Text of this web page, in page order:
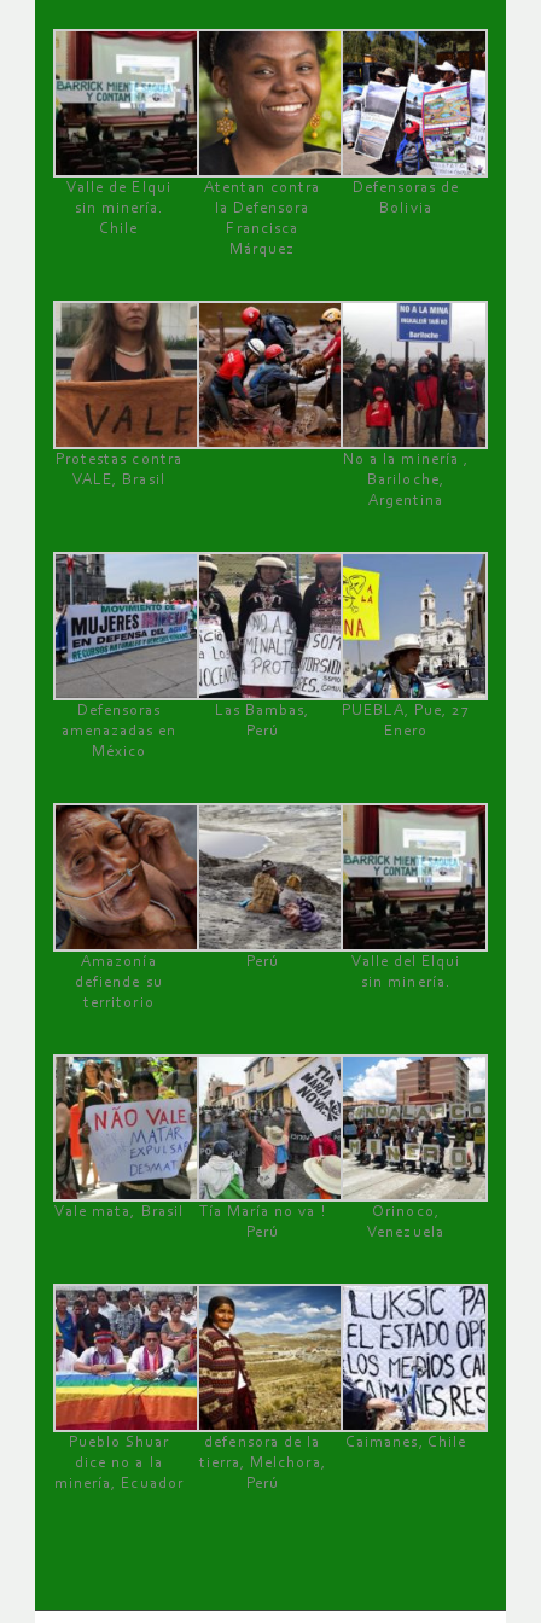
Valle de Elqui
sin minería.
Chile
Atentan contra
la Defensora
Francisca
Márquez
Defensoras de
Bolivia
Protestas contra
VALE, Brasil
No a la minería ,
Bariloche,
Argentina
Defensoras
amenazadas en
México
Las Bambas,
Perú
PUEBLA, Pue, 27
Enero
Amazonía
defiende su
territorio
Perú
Valle del Elqui
sin minería.
Vale mata, Brasil
Tía María no va !
Perú
Orinoco,
Venezuela
Pueblo Shuar
dice no a la
minería, Ecuador
defensora de la
tierra, Melchora,
Perú
Caimanes, Chile